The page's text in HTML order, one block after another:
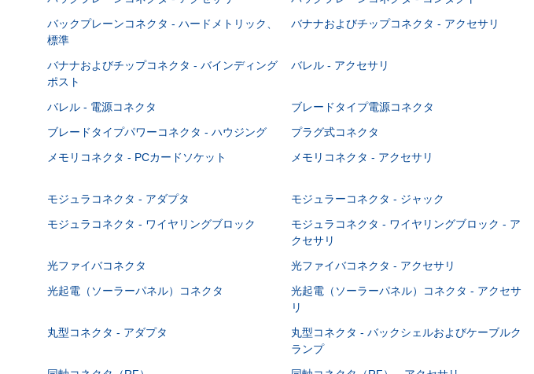
バックプレーンコネクタ - ハードメトリック、
標準
バナナおよびチップコネクタ - アクセサリ
バナナおよびチップコネクタ - バインディング
ポスト
バレル - アクセサリ
バレル - 電源コネクタ ブレードタイプ電源コネクタ
ブレードタイプパワーコネクタ - ハウジング
プラグ式コネクタ
メモリコネクタ - PCカードソケット
メモリコネクタ - アクセサリ
モジュラコネクタ - アダプタ モジュラーコネクタ - ジャック
モジュラコネクタ - ワイヤリングブロック
モジュラコネクタ - ワイヤリングブロック - ア
クセサリ
光ファイバコネクタ 光ファイバコネクタ - アクセサリ
光起電（ソーラーパネル）コネクタ
光起電（ソーラーパネル）コネクタ - アクセサ
リ
丸型コネクタ - アダプタ
丸型コネクタ - バックシェルおよびケーブルク
ランプ